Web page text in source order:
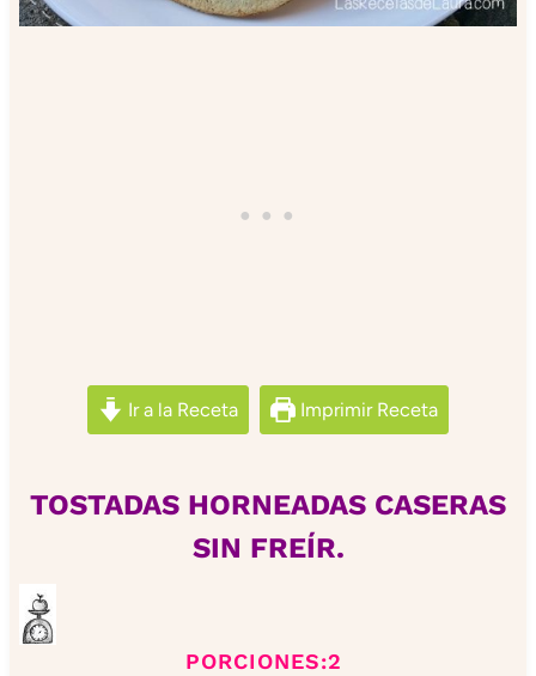
Ir a la Receta Imprimir Receta
TOSTADAS HORNEADAS CASERAS
SIN FREÍR.
PORCIONES:2